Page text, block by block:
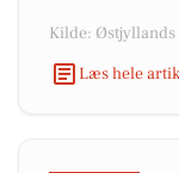
Kilde: Østjyllands
Læs hele